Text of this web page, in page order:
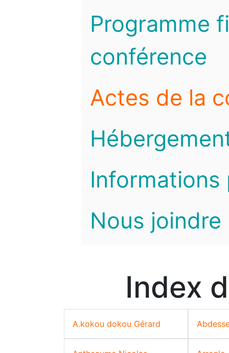
Programme
conférence
Actes de la
Informations
Nous joindre
Index
A.kokou dokou Gérard